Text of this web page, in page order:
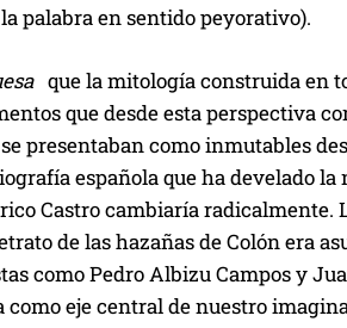
palabra en sentido peyorativo).
que la mitología construida en
que desde esta perspectiva
presentaban como inmutables
española que ha develado la
Castro cambiaría radicalmente.
de las hazañas de Colón era
como Pedro Albizu Campos y
eje central de nuestro